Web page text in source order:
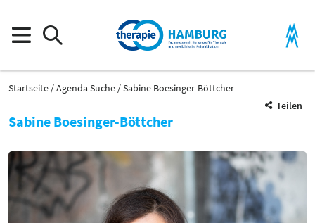
Startseite Agenda Suche
Sabine Boesinger-Böttcher
Teilen
Sabine Boesinger-Böttcher